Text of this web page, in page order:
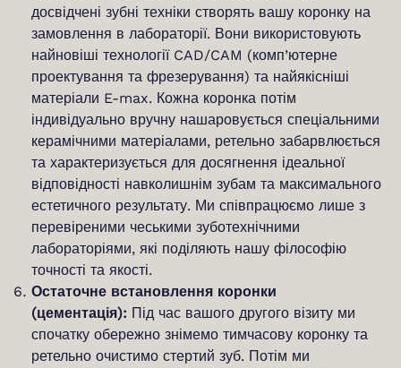
досвідчені зубні техніки створять вашу коронку на
замовлення в лабораторії. Вони використовують
найновіші технології CAD/CAM (комп’ютерне
проектування та фрезерування) та найякісніші
матеріали E-max. Кожна коронка потім
індивідуально вручну нашаровується спеціальними
керамічними матеріалами, ретельно забарвлюється
та характеризується для досягнення ідеальної
відповідності навколишнім зубам та максимального
естетичного результату. Ми співпрацюємо лише з
перевіреними чеськими зуботехнічними
лабораторіями, які поділяють нашу філософію
точності та якості.
Остаточне встановлення коронки
(цементація): Під час вашого другого візиту ми
спочатку обережно знімемо тимчасову коронку та
ретельно очистимо стертий зуб. Потім ми